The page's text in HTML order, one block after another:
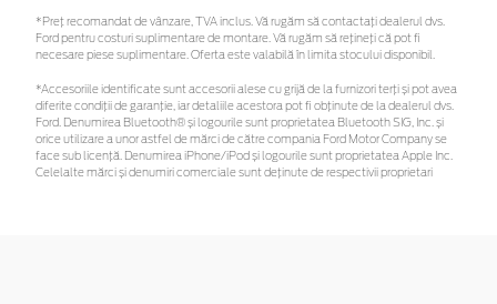
*Preţ recomandat de vânzare, TVA inclus. Vă rugăm să contactaţi dealerul dvs.
Ford pentru costuri suplimentare de montare. Vă rugăm să rețineți că pot fi
necesare piese suplimentare. Oferta este valabilă în limita stocului disponibil.
*Accesoriile identificate sunt accesorii alese cu grijă de la furnizori terți și pot avea
diferite condiții de garanție, iar detaliile acestora pot fi obținute de la dealerul dvs.
Ford. Denumirea Bluetooth® și logourile sunt proprietatea Bluetooth SIG, Inc. și
orice utilizare a unor astfel de mărci de către compania Ford Motor Company se
face sub licență. Denumirea iPhone/iPod și logourile sunt proprietatea Apple Inc.
Celelalte mărci și denumiri comerciale sunt deținute de respectivii proprietari